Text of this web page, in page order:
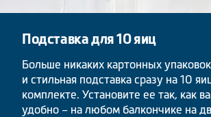
Подставка для 10 яиц
Больше никаких картонных
и стильная подставка сразу на 10
комплекте. Установите ее так, как
удобно – на любом балкончике на